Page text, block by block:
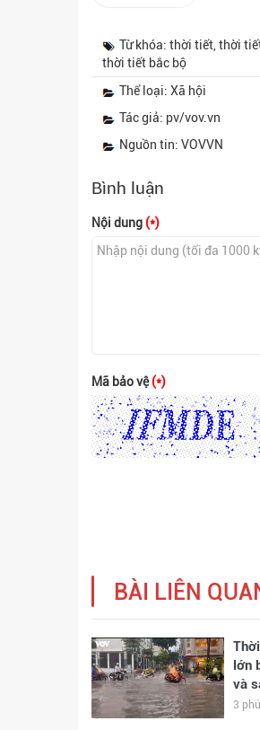
Từ khóa: thời tiết, thời
thời tiết bắc bộ
Thể loại: Xã hội
Tác giả: pv/vov.vn
Nguồn tin: VOVVN
Bình luận
Nội dung (*)
Mã bảo vệ(*)
BÀI LIÊN
lớn
và
3